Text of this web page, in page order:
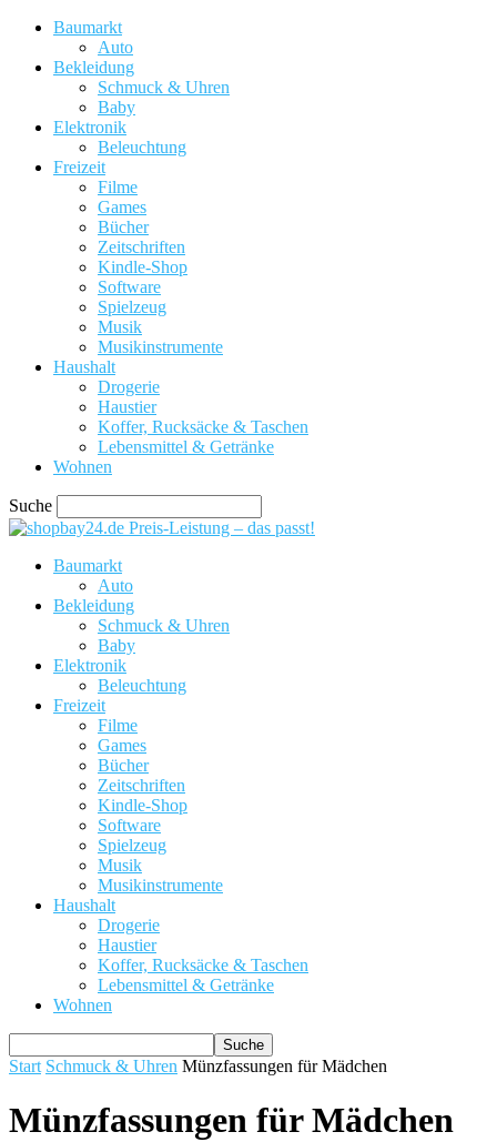
Baumarkt
Auto
Bekleidung
Schmuck & Uhren
Baby
Elektronik
Beleuchtung
Freizeit
Filme
Games
Bücher
Zeitschriften
Kindle-Shop
Software
Spielzeug
Musik
Musikinstrumente
Haushalt
Drogerie
Haustier
Koffer, Rucksäcke & Taschen
Lebensmittel & Getränke
Wohnen
Suche
Preis-Leistung – das passt!
Baumarkt
Auto
Bekleidung
Schmuck & Uhren
Baby
Elektronik
Beleuchtung
Freizeit
Filme
Games
Bücher
Zeitschriften
Kindle-Shop
Software
Spielzeug
Musik
Musikinstrumente
Haushalt
Drogerie
Haustier
Koffer, Rucksäcke & Taschen
Lebensmittel & Getränke
Wohnen
Start Schmuck & Uhren Münzfassungen für Mädchen
Münzfassungen für Mädchen